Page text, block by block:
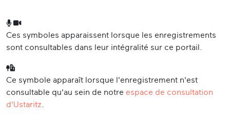
Ces symboles apparaissent lorsque les enregistrements
sont consultables dans leur intégralité sur ce portail.
Ce symbole apparaît lorsque l'enregistrement n'est
consultable qu'au sein de notre espace de consultation
d'Ustaritz